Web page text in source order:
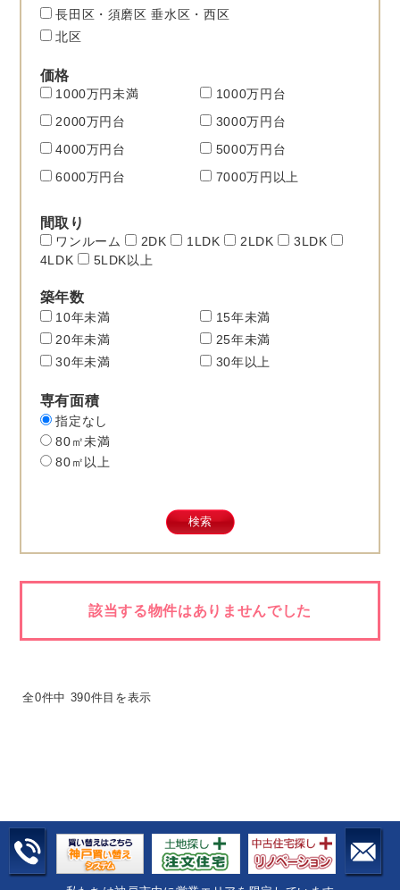
長田区・須磨区 垂水区・西区
北区
価格
1000万円未満
1000万円台
2000万円台
3000万円台
4000万円台
5000万円台
6000万円台
7000万円以上
間取り
ワンルーム 2DK 1LDK 2LDK
3LDK
4LDK
5LDK以上
築年数
10年未満
15年未満
20年未満
25年未満
30年未満
30年以上
専有面積
指定なし
80㎡未満
80㎡以上
該当する物件はありませんでした
全0件中 390件目を表示